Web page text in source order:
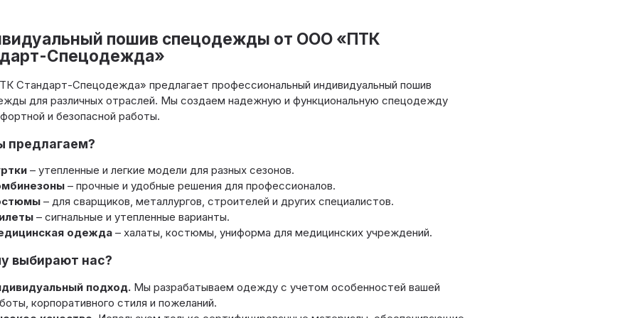
пошив спецодежды от ООО «ПТК
Спецодежда»
Стандарт-Спецодежда» предлагает профессиональный индивидуальный пошив
для различных отраслей. Мы создаем надежную и функциональную спецодежду
и безопасной работы.
предлагаем?
– утепленные и легкие модели для разных сезонов.
– прочные и удобные решения для профессионалов.
– для сварщиков, металлургов, строителей и других специалистов.
– сигнальные и утепленные варианты.
одежда– халаты, костюмы, униформа для медицинских учреждений.
выбирают нас?
подход.Мы разрабатываем одежду с учетом особенностей вашей
корпоративного стиля и пожеланий.